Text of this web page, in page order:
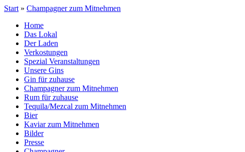
Start » Champagner zum Mitnehmen
Home
Das Lokal
Der Laden
Verkostungen
Spezial Veranstaltungen
Unsere Gins
Gin für zuhause
Champagner zum Mitnehmen
Rum für zuhause
Tequila/Mezcal zum Mitnehmen
Bier
Kaviar zum Mitnehmen
Bilder
Presse